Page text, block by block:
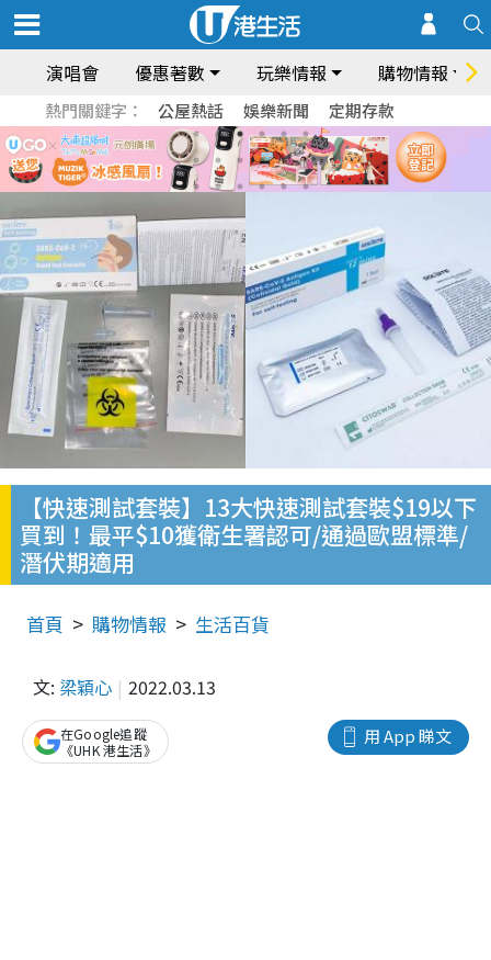
演唱會 優惠著數 玩樂情報 購物情報
熱門關鍵字： 公屋熱話 娛樂新聞 定期存款
【快速測試套裝】13大快速測試套裝$19以下
買到！最平$10獲衛生署認可/通過歐盟標準/
潛伏期適用
首頁 購物情報 生活百貨
文: 梁穎心 2022.03.13
用 App 睇文
在Google追蹤
《UHK 港生活》